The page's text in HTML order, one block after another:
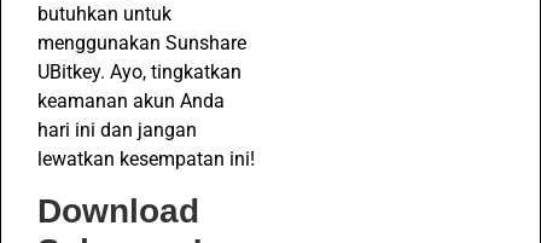
butuhkan untuk
menggunakan Sunshare
UBitkey. Ayo, tingkatkan
keamanan akun Anda
hari ini dan jangan
lewatkan kesempatan ini!
Download